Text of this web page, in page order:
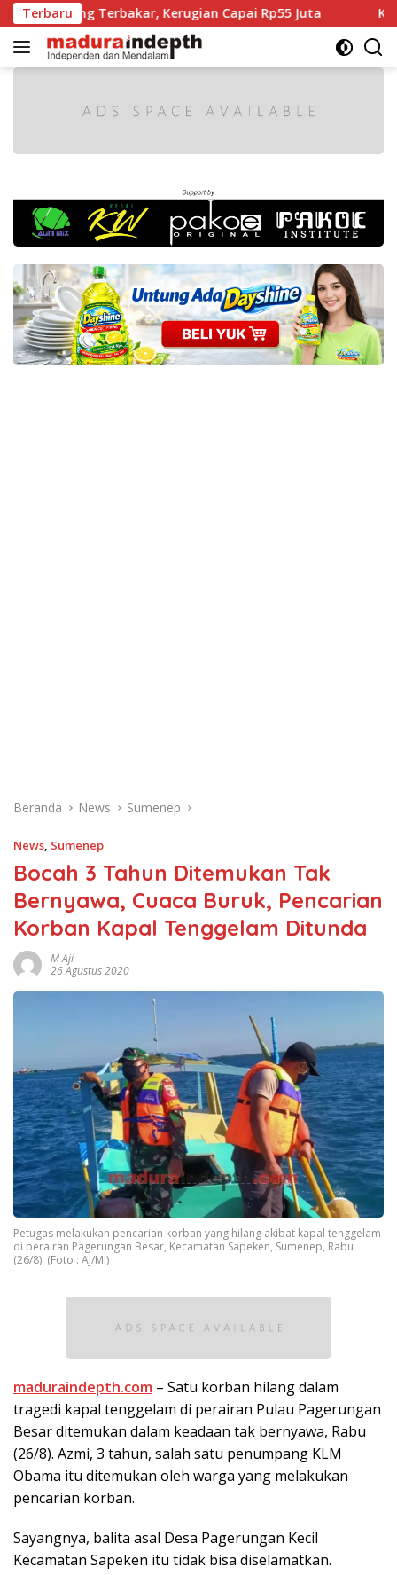
Langsung
ke
konten
Terbaru
Terbakar, Kerugian Capai Rp55 Juta Kabupaten
Beranda News Sumenep
News, Sumenep
Bocah 3 Tahun Ditemukan Tak
Bernyawa, Cuaca Buruk, Pencarian
Korban Kapal Tenggelam Ditunda
M Aji
26 Agustus 2020
Petugas melakukan pencarian korban yang hilang akibat kapal tenggelam
di perairan Pagerungan Besar, Kecamatan Sapeken, Sumenep, Rabu
(26/8). (Foto : AJ/MI)
maduraindepth.com – Satu korban hilang dalam
tragedi kapal tenggelam di perairan Pulau Pagerungan
Besar ditemukan dalam keadaan tak bernyawa, Rabu
(26/8). Azmi, 3 tahun, salah satu penumpang KLM
Obama itu ditemukan oleh warga yang melakukan
pencarian korban.
Sayangnya, balita asal Desa Pagerungan Kecil
Kecamatan Sapeken itu tidak bisa diselamatkan.